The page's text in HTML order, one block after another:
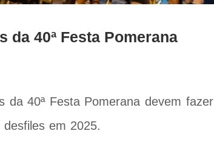
40ª Festa Pomerana
da 40ª Festa Pomerana devem fazer
em 2025.